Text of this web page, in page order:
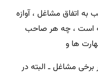
به اتفاق مشاغل ، آوازه
است ، چه هر صاحب
ها و
برخی مشاغل ـ البته در